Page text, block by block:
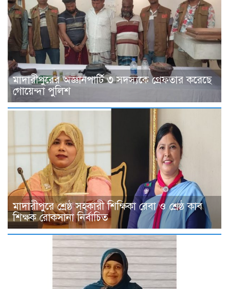
মাদারীপুরের অজ্ঞানপার্টি ৩ সদস্যকে গ্রেফতার করেছে
গোয়েন্দা পুলিশ
মাদারীপুরে শ্রেষ্ঠ সহকারী শিক্ষিকা রেবা ও শ্রেষ্ঠ কাব
শিক্ষক রোকসানা নির্বাচিত